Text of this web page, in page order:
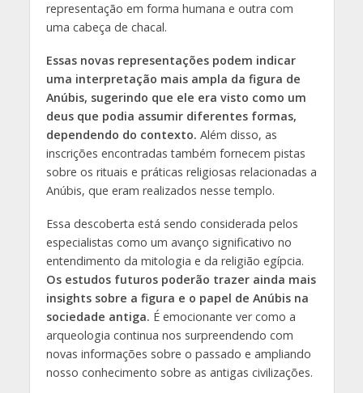
representação em forma humana e outra com
uma cabeça de chacal.
Essas novas representações podem indicar
uma interpretação mais ampla da figura de
Anúbis, sugerindo que ele era visto como um
deus que podia assumir diferentes formas,
dependendo do contexto. Além disso, as
inscrições encontradas também fornecem pistas
sobre os rituais e práticas religiosas relacionadas a
Anúbis, que eram realizados nesse templo.
Essa descoberta está sendo considerada pelos
especialistas como um avanço significativo no
entendimento da mitologia e da religião egípcia.
Os estudos futuros poderão trazer ainda mais
insights sobre a figura e o papel de Anúbis na
sociedade antiga. É emocionante ver como a
arqueologia continua nos surpreendendo com
novas informações sobre o passado e ampliando
nosso conhecimento sobre as antigas civilizações.